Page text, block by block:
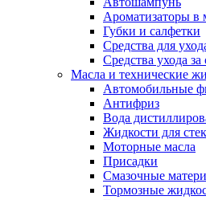
Ароматизаторы в
Губки и салфетки
Средства для
Средства ухода
Масла и технические
Автомобильные
Антифриз
Вода
Жидкости для
Моторные масла
Присадки
Смазочные
Тормозные